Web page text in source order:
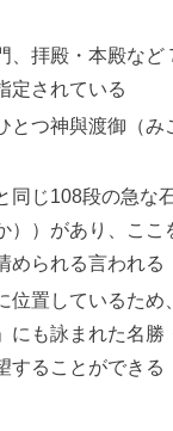
、拝殿・本殿など
定されている
とつ神與渡御（み
同じ108段の急な
））があり、ここ
められる言われる
位置しているため
にも詠まれた名勝
することができる